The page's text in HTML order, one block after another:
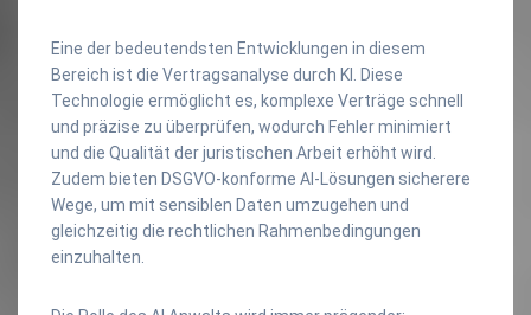
Eine der bedeutendsten Entwicklungen in diesem
Bereich ist die Vertragsanalyse durch KI. Diese
Technologie ermöglicht es, komplexe Verträge schnell
und präzise zu überprüfen, wodurch Fehler minimiert
und die Qualität der juristischen Arbeit erhöht wird.
Zudem bieten DSGVO-konforme AI-Lösungen sicherere
Wege, um mit sensiblen Daten umzugehen und
gleichzeitig die rechtlichen Rahmenbedingungen
einzuhalten.